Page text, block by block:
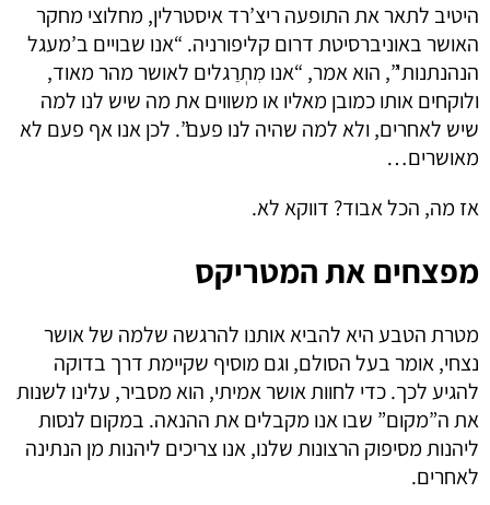
היטיב לתאר את התופעה ריצ’רד איסטרלין, מחלוצי מחקר
האושר באוניברסיטת דרום קליפורניה. “אנו שבויים ב’מעגל
הנהנתנות'”, הוא אמר, “אנו מִתְרַגלים לאושר מהר מאוד,
ולוקחים אותו כמובן מאליו או משווים את מה שיש לנו למה
שיש לאחרים, ולא למה שהיה לנו פעם”. לכן אנו אף פעם לא
מאושרים…
אז מה, הכל אבוד? דווקא לא.
מפצחים את המטריקס
מטרת הטבע היא להביא אותנו להרגשה שלמה של אושר
נצחי, אומר בעל הסולם, וגם מוסיף שקיימת דרך בדוקה
להגיע לכך. כדי לחוות אושר אמיתי, הוא מסביר, עלינו לשנות
את ה”מקום” שבו אנו מקבלים את ההנאה. במקום לנסות
ליהנות מסיפוק הרצונות שלנו, אנו צריכים ליהנות מן הנתינה
לאחרים.